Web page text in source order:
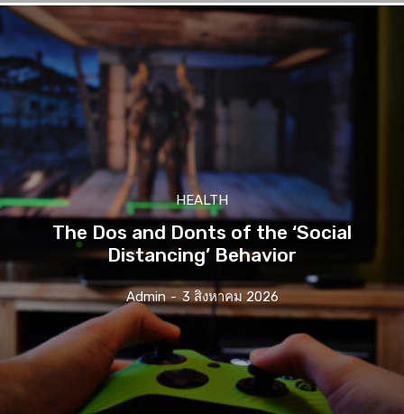
HEALTH
The Dos and Donts of the ‘Social
Distancing’ Behavior
Admin - 3 สิงหาคม 2026